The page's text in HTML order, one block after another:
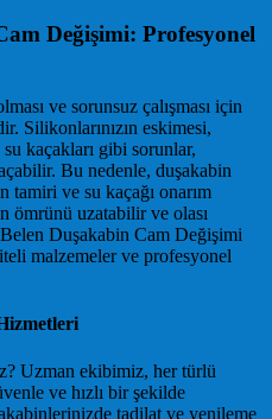
Değişimi: Profesyonel
ve sorunsuz çalışması için
Silikonlarınızın eskimesi,
su kaçakları gibi sorunlar,
Bu nedenle, duşakabin
ve su kaçağı onarım
ömrünü uzatabilir ve olası
Duşakabin Cam Değişimi
malzemeler ve profesyonel
Uzman ekibimiz, her türlü
ve hızlı bir şekilde
tadilat ve yenileme